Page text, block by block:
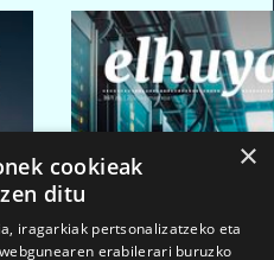
×
cookieak
ditu
iragarkiak pertsonalizatzeko eta
erabilerari buruzko